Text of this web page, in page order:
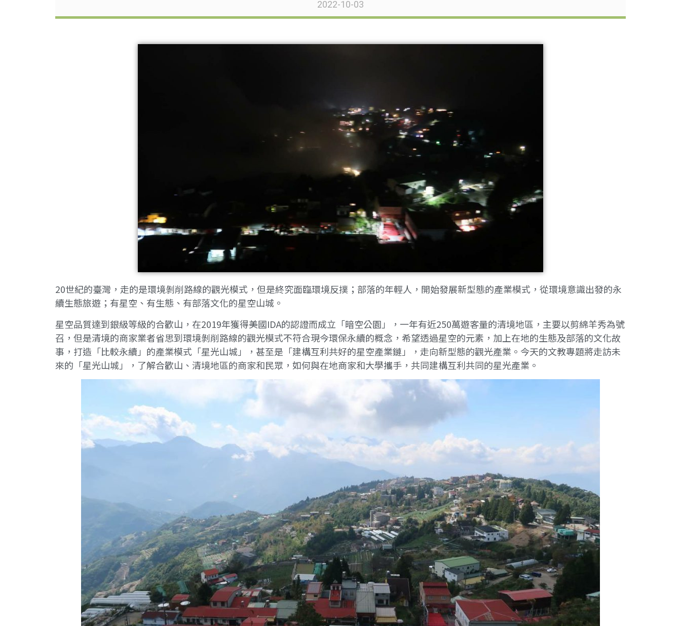
2022-10-03
20世紀的臺灣，走的是環境剝削路線的觀光模式，但是終究面臨環境反撲；部落的年輕人，開始發展新型態的產業模式，從環境意識出發的永
續生態旅遊；有星空、有生態、有部落文化的星空山城。
星空品質達到銀級等級的合歡山，在2019年獲得美國IDA的認證而成立「暗空公園」，一年有近250萬遊客量的清境地區，主要以剪綿羊秀為號
召，但是清境的商家業者省思到環境剝削路線的觀光模式不符合現今環保永續的概念，希望透過星空的元素，加上在地的生態及部落的文化故
事，打造「比較永續」的產業模式「星光山城」，甚至是「建構互利共好的星空產業鏈」，走向新型態的觀光產業。今天的文教專題將走訪未
來的「星光山城」，了解合歡山、清境地區的商家和民眾，如何與在地商家和大學攜手，共同建構互利共同的星光產業。